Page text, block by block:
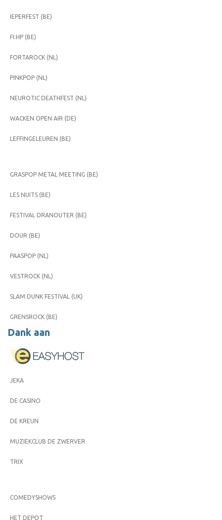
IEPERFEST (BE)
FI:HP (BE)
FORTAROCK (NL)
PINKPOP (NL)
NEUROTIC DEATHFEST (NL)
WACKEN OPEN AIR (DE)
LEFFINGELEUREN (BE)
GRASPOP METAL MEETING (BE)
LES NUITS (BE)
FESTIVAL DRANOUTER (BE)
DOUR (BE)
PAASPOP (NL)
VESTROCK (NL)
SLAM DUNK FESTIVAL (UK)
GRENSROCK (BE)
Dank aan
JEKA
DE CASINO
DE KREUN
MUZIEKCLUB DE ZWERVER
TRIX
COMEDYSHOWS
HET DEPOT